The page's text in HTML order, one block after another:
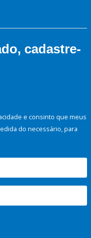
cadastre-
e consinto que meus
do necessário, para